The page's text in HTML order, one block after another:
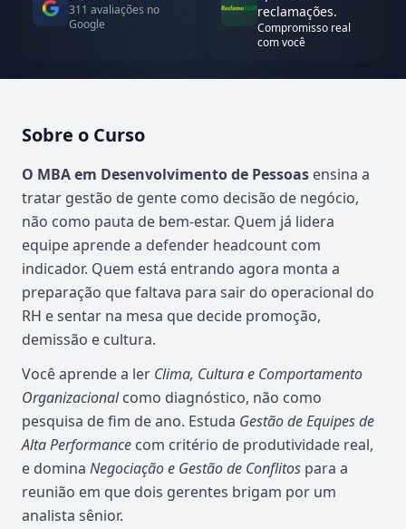
311 avaliações no
Google
reclamações.
Compromisso real
com você
Sobre o Curso
Atualizado em abril de 2026
O MBA em Desenvolvimento de Pessoas ensina a
tratar gestão de gente como decisão de negócio,
não como pauta de bem-estar. Quem já lidera
equipe aprende a defender headcount com
indicador. Quem está entrando agora monta a
preparação que faltava para sair do operacional do
RH e sentar na mesa que decide promoção,
demissão e cultura.
Você aprende a ler Clima, Cultura e Comportamento
Organizacionalcomo diagnóstico, não como
pesquisa de fim de ano. Estuda Gestão de Equipes de
Alta Performance com critério de produtividade real,
e domina Negociação e Gestão de Conflitos para a
reunião em que dois gerentes brigam por um
analista sênior.